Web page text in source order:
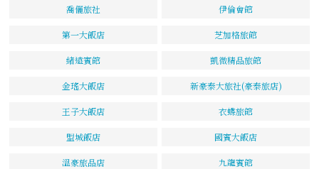
喬儷旅社 伊倫會館
第一大飯店 芝加格旅館
緒遠賓館 凱微精品旅館
金瑤大飯店 新豪泰大旅社(豪泰旅店)
王子大飯店 衣蝶旅館
盟城飯店 國賓大飯店
溫豪旅品店 九龍賓館